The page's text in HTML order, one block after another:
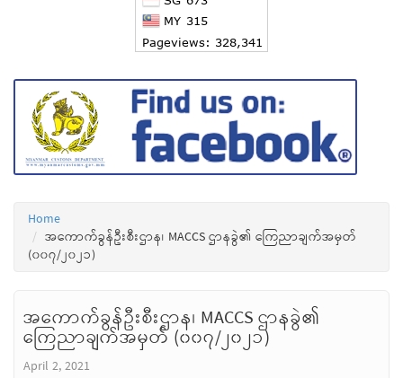
Home
အကောက်ခွန်ဦးစီးဌာန၊ MACCS ဌာနခွဲ၏ ကြေညာချက်အမှတ်
(၀၀၇/၂၀၂၁)
အကောက်ခွန်ဦးစီးဌာန၊ MACCS ဌာနခွဲ၏
ကြေညာချက်အမှတ် (၀၀၇/၂၀၂၁)
April 2, 2021